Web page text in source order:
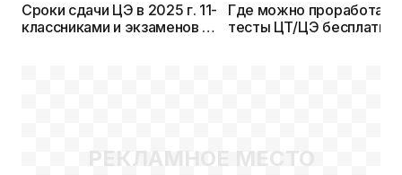
Сроки сдачи ЦЭ в 2025 г. 11-
классниками и экзаменов —
Где можно проработать
тесты ЦТ/ЦЭ
РЕКЛАМНОЕ МЕСТО